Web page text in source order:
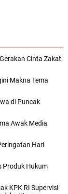
Cinta Zakat
Makna Tema
di Puncak
Awak Media
Hari
Produk Hukum
KPK RI Supervisi